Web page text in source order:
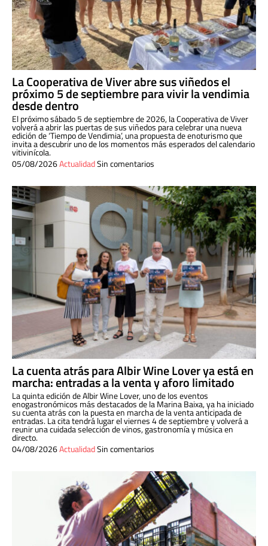
La Cooperativa de Viver abre sus viñedos el
próximo 5 de septiembre para vivir la vendimia
desde dentro
El próximo sábado 5 de septiembre de 2026, la Cooperativa de Viver
volverá a abrir las puertas de sus viñedos para celebrar una nueva
edición de ‘Tiempo de Vendimia’, una propuesta de enoturismo que
invita a descubrir uno de los momentos más esperados del calendario
vitivinícola.
05/08/2026ActualidadSin comentarios
La cuenta atrás para Albir Wine Lover ya está en
marcha: entradas a la venta y aforo limitado
La quinta edición de Albir Wine Lover, uno de los eventos
enogastronómicos más destacados de la Marina Baixa, ya ha iniciado
su cuenta atrás con la puesta en marcha de la venta anticipada de
entradas. La cita tendrá lugar el viernes 4 de septiembre y volverá a
reunir una cuidada selección de vinos, gastronomía y música en
directo.
04/08/2026ActualidadSin comentarios